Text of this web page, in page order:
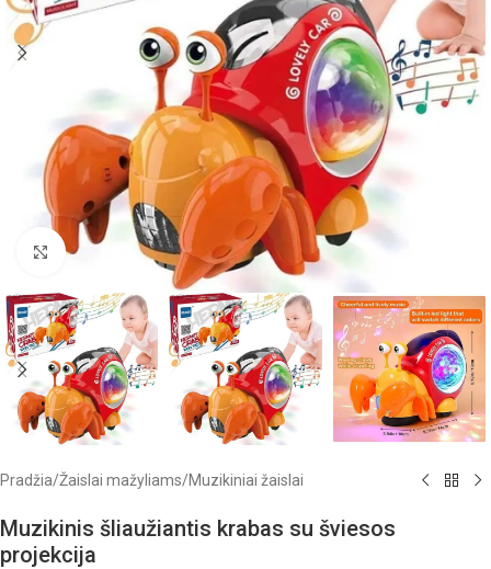
Click to enlarge
Pradžia/Žaislai mažyliams/Muzikiniai žaislai
Muzikinis šliaužiantis krabas su šviesos
projekcija